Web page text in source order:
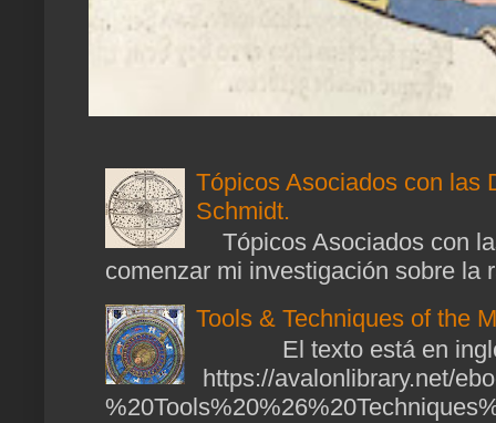
Tópicos Asociados con las
Schmidt.
Tópicos Asociados con
comenzar mi investigación sobre la
Tools & Techniques of the
El texto está en
https://avalonlibrary.net/